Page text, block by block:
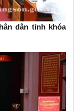
dân tỉnh khóa